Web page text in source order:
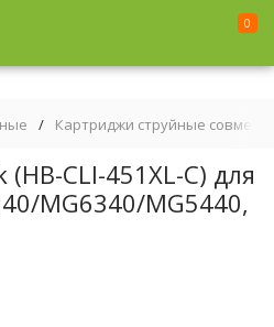
0
/ Картриджи струйные
CLI-451XL-C) для
MG6340/MG5440,